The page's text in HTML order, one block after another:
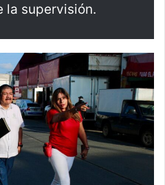
la supervisión.